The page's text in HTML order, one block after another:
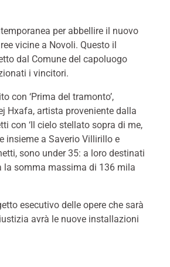
per abbellire il nuovo
vicine a Novoli. Questo il
dal Comune del capoluogo
i vincitori.
con ‘Prima del tramonto’,
Hxafa, artista proveniente dalla
con ‘Il cielo stellato sopra di me,
insieme a Saverio Villirillo e
sono under 35: a loro destinati
la somma massima di 136 mila
esecutivo delle opere che sarà
avrà le nuove installazioni